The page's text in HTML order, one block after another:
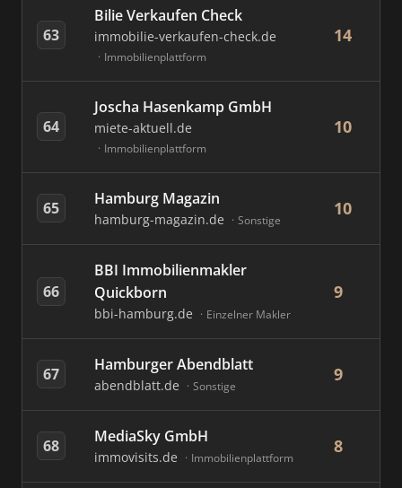
63
Bilie Verkaufen Check
immobilie-verkaufen-check.de
Immobilienplattform
14
64
Joscha Hasenkamp GmbH
miete-aktuell.de
Immobilienplattform
10
65 Hamburg Magazin
hamburg-magazin.de Sonstige
10
66
BBI Immobilienmakler
Quickborn
bbi-hamburg.de Einzelner Makler
9
67 Hamburger Abendblatt
abendblatt.de Sonstige
9
68 MediaSky GmbH
immovisits.de Immobilienplattform
8